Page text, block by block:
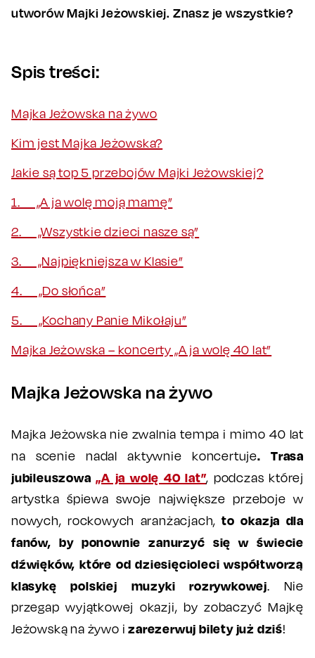
utworów Majki Jeżowskiej. Znasz je wszystkie?
Spis treści:
Majka Jeżowska na żywo
Kim jest Majka Jeżowska?
Jakie są top 5 przebojów Majki Jeżowskiej?
1. „A ja wolę moją mamę”
2. „Wszystkie dzieci nasze są”
3. „Najpiękniejsza w Klasie”
4. „Do słońca”
5. „Kochany Panie Mikołaju”
Majka Jeżowska – koncerty „A ja wolę 40 lat”
Majka Jeżowska na żywo
Majka Jeżowska nie zwalnia tempa i mimo 40 lat
na scenie nadal aktywnie koncertuje. Trasa
jubileuszowa„A ja wolę 40 lat”, podczas której
artystka śpiewa swoje największe przeboje w
nowych, rockowych aranżacjach,to okazja dla
fanów, by ponownie zanurzyć się w świecie
dźwięków, które od dziesięcioleci współtworzą
klasykę polskiej muzyki rozrywkowej. Nie
przegap wyjątkowej okazji, by zobaczyć Majkę
Jeżowską na żywo izarezerwuj bilety już dziś!